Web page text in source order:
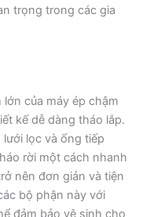
trọng trong các gia
của máy ép chậm
kế dễ dàng tháo lắp.
lọc và ống tiếp
rời một cách nhanh
nên đơn giản và tiện
bộ phận này với
đảm bảo vệ sinh cho